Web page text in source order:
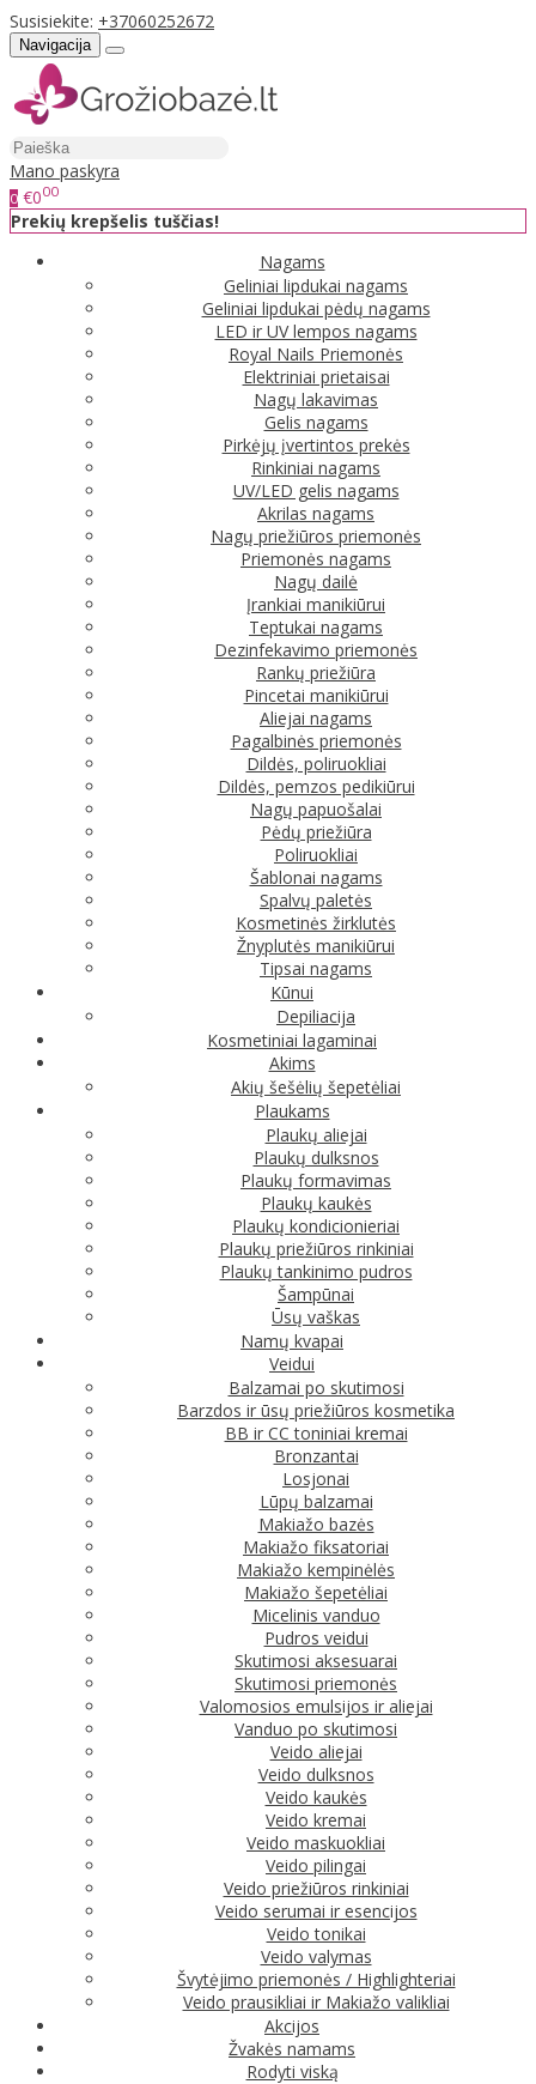
Susisiekite: +37060252672
Navigacija
Mano paskyra
0 €000
Prekių krepšelis tuščias!
Nagams
Geliniai lipdukai nagams
Geliniai lipdukai pėdų nagams
LED ir UV lempos nagams
Royal Nails Priemonės
Elektriniai prietaisai
Nagų lakavimas
Gelis nagams
Pirkėjų įvertintos prekės
Rinkiniai nagams
UV/LED gelis nagams
Akrilas nagams
Nagų priežiūros priemonės
Priemonės nagams
Nagų dailė
Įrankiai manikiūrui
Teptukai nagams
Dezinfekavimo priemonės
Rankų priežiūra
Pincetai manikiūrui
Aliejai nagams
Pagalbinės priemonės
Dildės, poliruokliai
Dildės, pemzos pedikiūrui
Nagų papuošalai
Pėdų priežiūra
Poliruokliai
Šablonai nagams
Spalvų paletės
Kosmetinės žirklutės
Žnyplutės manikiūrui
Tipsai nagams
Kūnui
Depiliacija
Kosmetiniai lagaminai
Akims
Akių šešėlių šepetėliai
Plaukams
Plaukų aliejai
Plaukų dulksnos
Plaukų formavimas
Plaukų kaukės
Plaukų kondicionieriai
Plaukų priežiūros rinkiniai
Plaukų tankinimo pudros
Šampūnai
Ūsų vaškas
Namų kvapai
Veidui
Balzamai po skutimosi
Barzdos ir ūsų priežiūros kosmetika
BB ir CC toniniai kremai
Bronzantai
Losjonai
Lūpų balzamai
Makiažo bazės
Makiažo fiksatoriai
Makiažo kempinėlės
Makiažo šepetėliai
Micelinis vanduo
Pudros veidui
Skutimosi aksesuarai
Skutimosi priemonės
Valomosios emulsijos ir aliejai
Vanduo po skutimosi
Veido aliejai
Veido dulksnos
Veido kaukės
Veido kremai
Veido maskuokliai
Veido pilingai
Veido priežiūros rinkiniai
Veido serumai ir esencijos
Veido tonikai
Veido valymas
Švytėjimo priemonės / Highlighteriai
Veido prausikliai ir Makiažo valikliai
Akcijos
Žvakės namams
Rodyti viską